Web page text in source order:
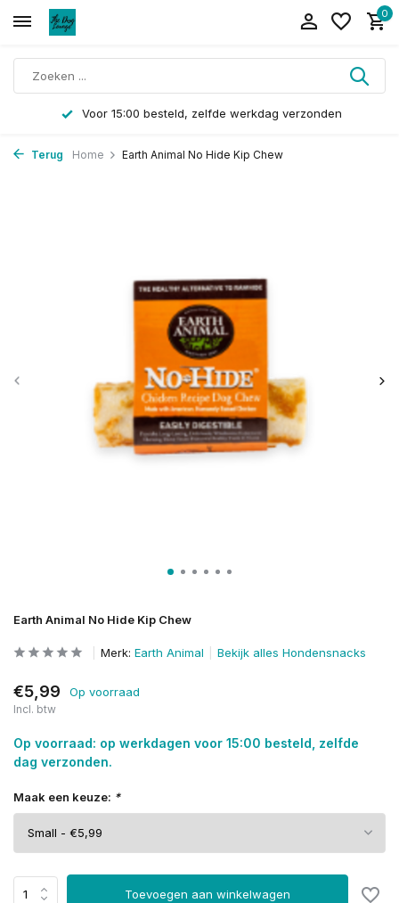
0
Voor 15:00 besteld, zelfde werkdag verzonden
Terug Home Earth Animal No Hide Kip Chew
Earth Animal No Hide Kip Chew
Merk: Earth Animal Bekijk alles Hondensnacks
€5,99 Op voorraad
Incl. btw
Op voorraad: op werkdagen voor 15:00 besteld, zelfde
dag verzonden.
Maak een keuze: *
Toevoegen aan winkelwagen